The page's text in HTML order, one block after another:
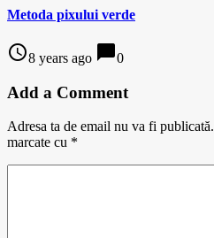
Metoda pixului verde
access_time8 years ago chat_bubble0
Add a Comment
Adresa ta de email nu va fi publicată.
marcate cu *